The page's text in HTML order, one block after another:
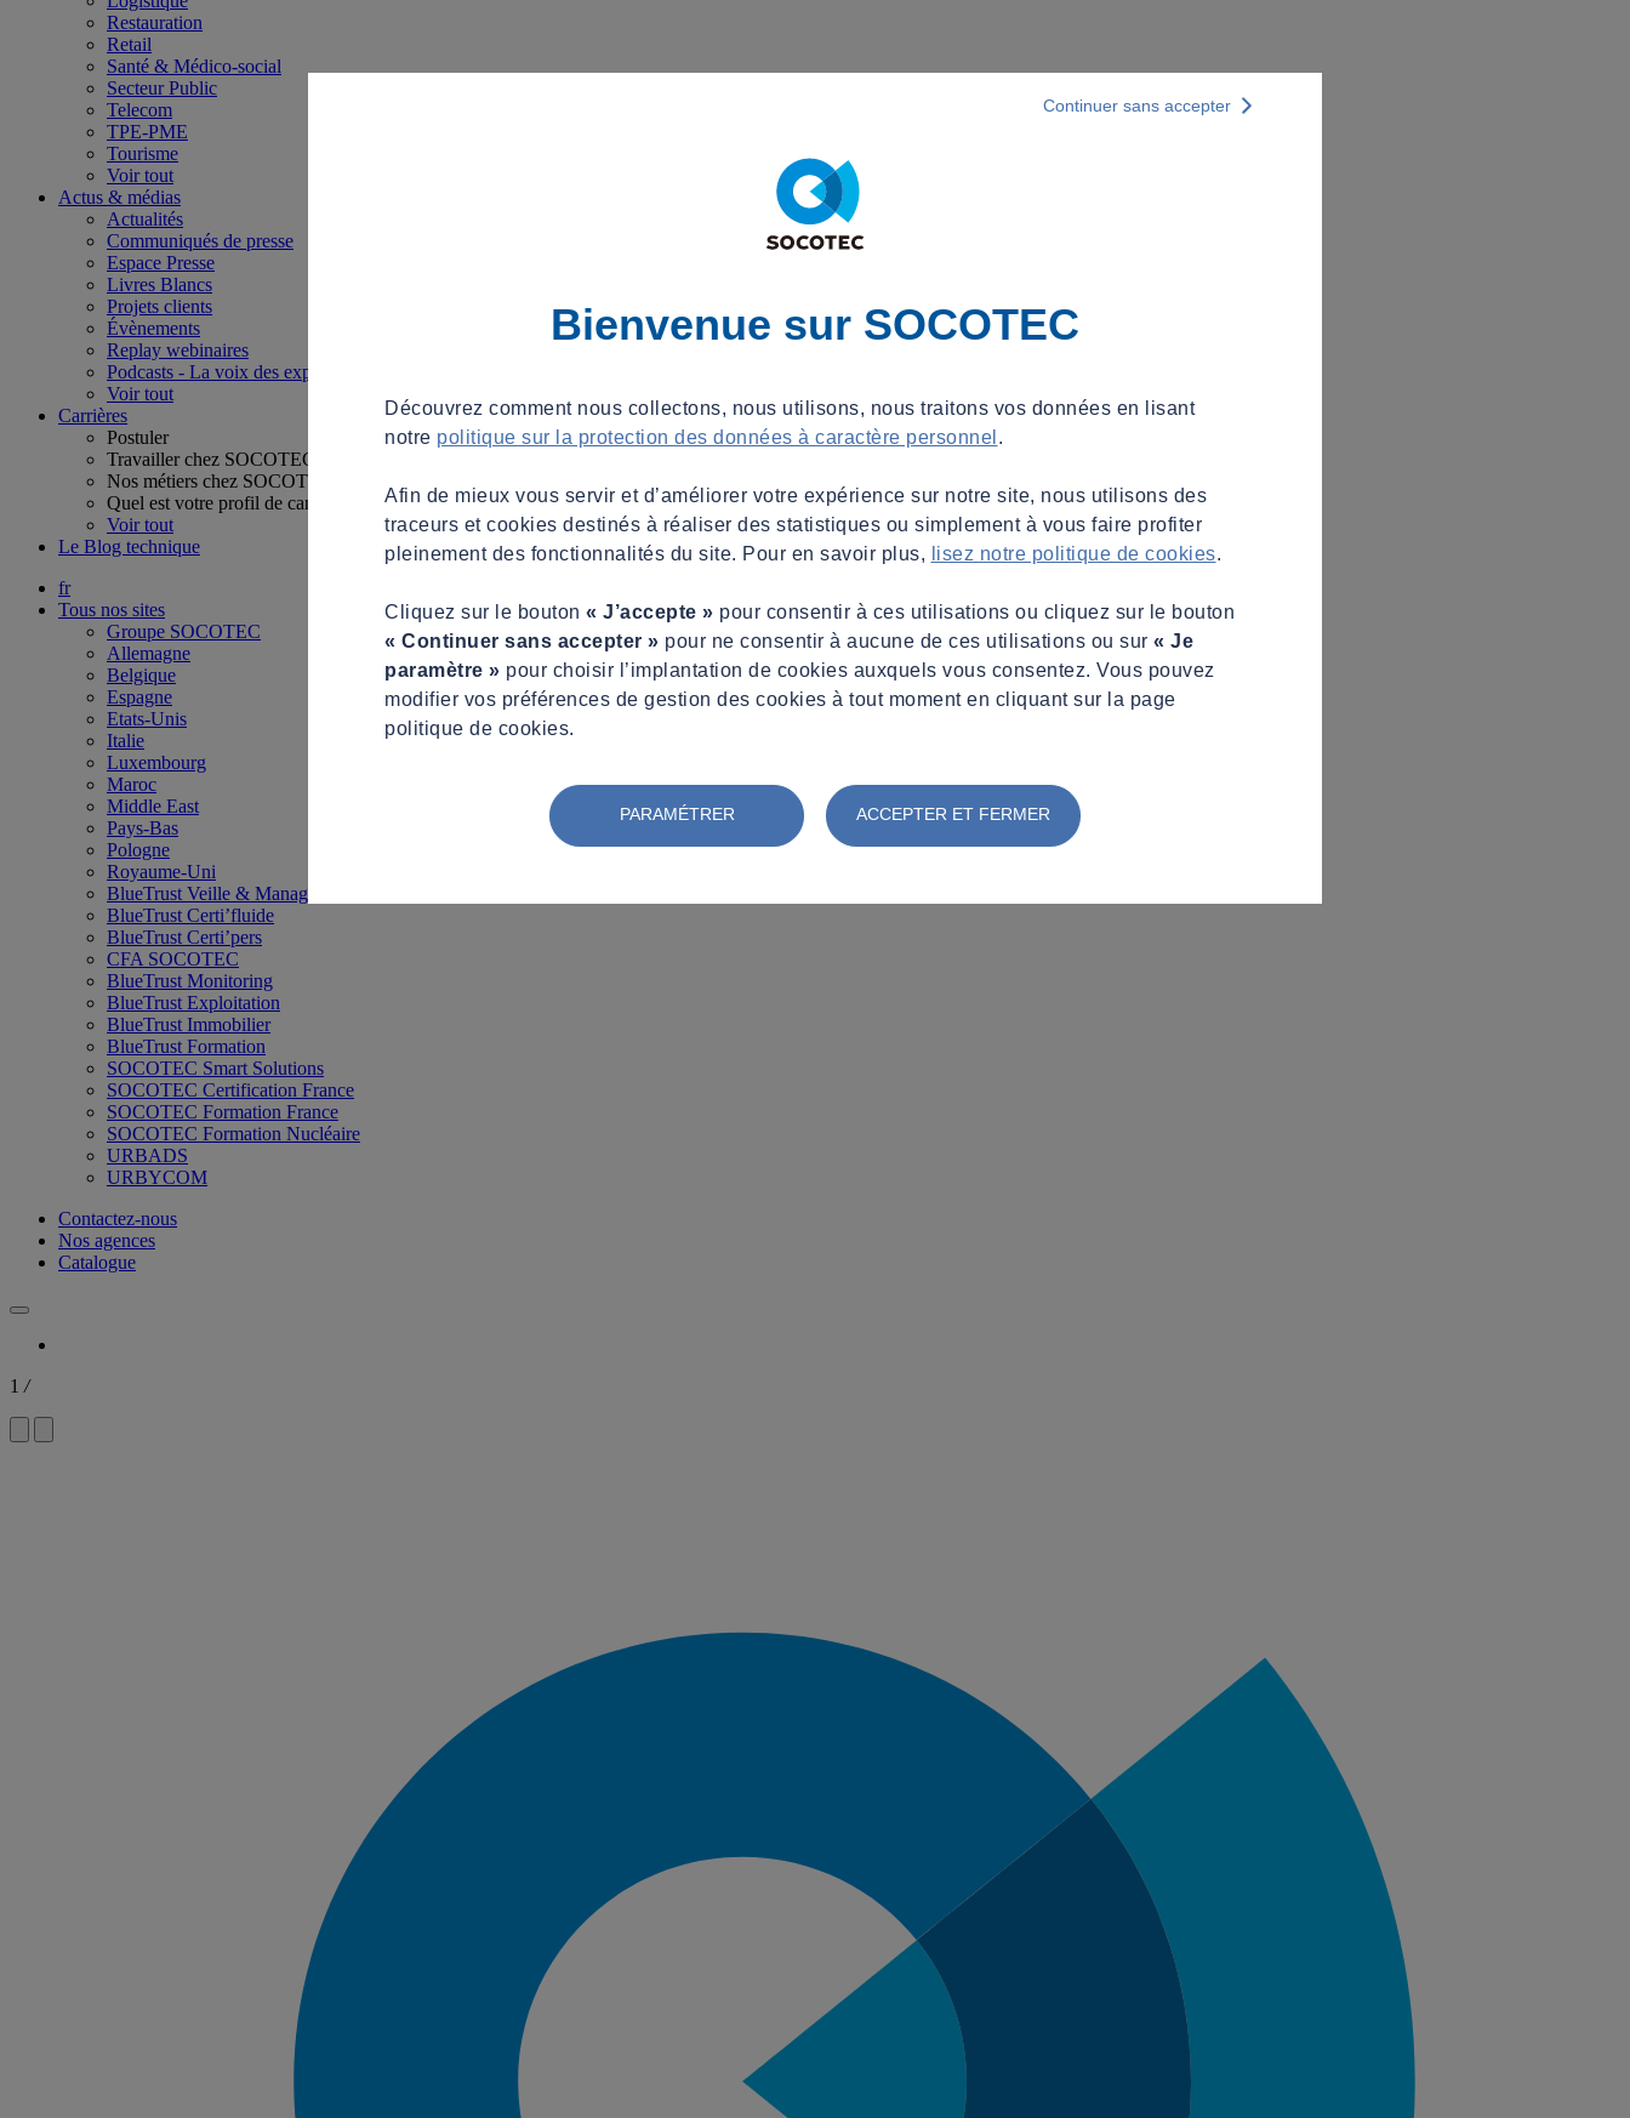
Restauration
Retail
Santé & Médico-social
Secteur Public
Telecom
TPE-PME
Tourisme
Voir tout
Actus & médias
Actualités
Communiqués de presse
Espace Presse
Livres Blancs
Projets clients
Évènements
Replay webinaires
Podcasts - La voix des experts
Voir tout
Carrières
Postuler
Travailler chez SOCOTEC
Nos métiers chez SOCOTEC
Quel est votre profil de candidat ?
Voir tout
Le Blog technique
fr
Tous nos sites
Groupe SOCOTEC
Allemagne
Belgique
Espagne
Etats-Unis
Italie
Luxembourg
Maroc
Middle East
Pays-Bas
Pologne
Royaume-Uni
BlueTrust Veille & Management
BlueTrust Certi’fluide
BlueTrust Certi’pers
CFA SOCOTEC
BlueTrust Monitoring
BlueTrust Exploitation
BlueTrust Immobilier
BlueTrust Formation
SOCOTEC Smart Solutions
SOCOTEC Certification France
SOCOTEC Formation France
SOCOTEC Formation Nucléaire
URBADS
URBYCOM
Contactez-nous
Nos agences
Catalogue
1 /
Bienvenue sur SOCOTEC
Découvrez comment nous collectons, nous utilisons, nous traitons vos données en lisant
notre politique sur la protection des données à caractère personnel .
Afin de mieux vous servir et d’améliorer votre expérience sur notre site, nous utilisons des
traceurs et cookies destinés à réaliser des statistiques ou simplement à vous faire profiter
pleinement des fonctionnalités du site. Pour en savoir plus,
lisez notre politique de cookies.
Cliquez sur le bouton « J’accepte » pour consentir à ces utilisations ou cliquez sur le bouton
« Continuer sans accepter » pour ne consentir à aucune de ces utilisations ou sur « Je
paramètre » pour choisir l’implantation de cookies auxquels vous consentez. Vous pouvez
modifier vos préférences de gestion des cookies à tout moment en cliquant sur la page
politique de cookies.
PARAMÉTRER ACCEPTER ET FERMER
Continuer sans accepter